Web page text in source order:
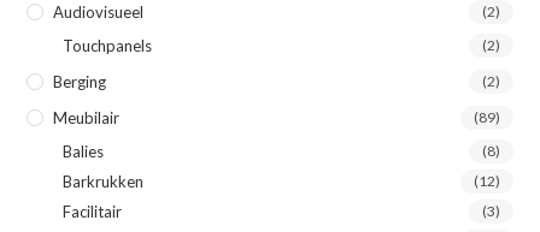
Audiovisueel (2)
Touchpanels (2)
Berging (2)
Meubilair (89)
Balies (8)
Barkrukken (12)
Facilitair (3)